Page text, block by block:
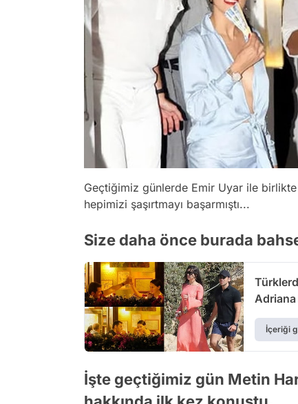
Geçtiğimiz günlerde Emir Uyar ile
hepimizi şaşırtmayı başarmıştı...
Size daha önce burada
Adriana
İçeriği
İşte geçtiğimiz gün Metin